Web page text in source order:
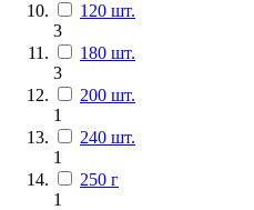
120 шт.
3
180 шт.
3
200 шт.
1
240 шт.
1
250 г
1